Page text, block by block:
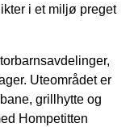
i et miljø preget
Uteområdet er
grillhytte og
Hompetitten